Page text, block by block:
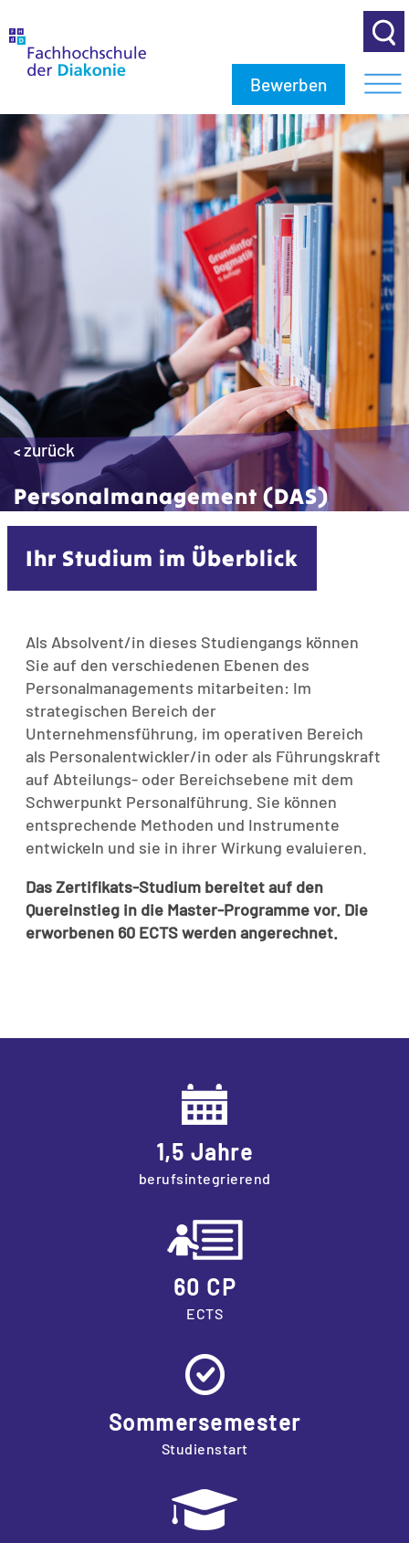
Bewerben
< zurück
Personalmanagement (DAS)
Ihr Studium im Überblick
Als Absolvent/in dieses Studiengangs können
Sie auf den verschiedenen Ebenen des
Personalmanagements mitarbeiten: Im
strategischen Bereich der
Unternehmensführung, im operativen Bereich
als Personalentwickler/in oder als Führungskraft
auf Abteilungs- oder Bereichsebene mit dem
Schwerpunkt Personalführung. Sie können
entsprechende Methoden und Instrumente
entwickeln und sie in ihrer Wirkung evaluieren.
Das Zertifikats-Studium bereitet auf den
Quereinstieg in die Master-Programme vor. Die
erworbenen 60 ECTS werden angerechnet.
1,5 Jahre
berufsintegrierend
60 CP
ECTS
Sommersemester
Studienstart